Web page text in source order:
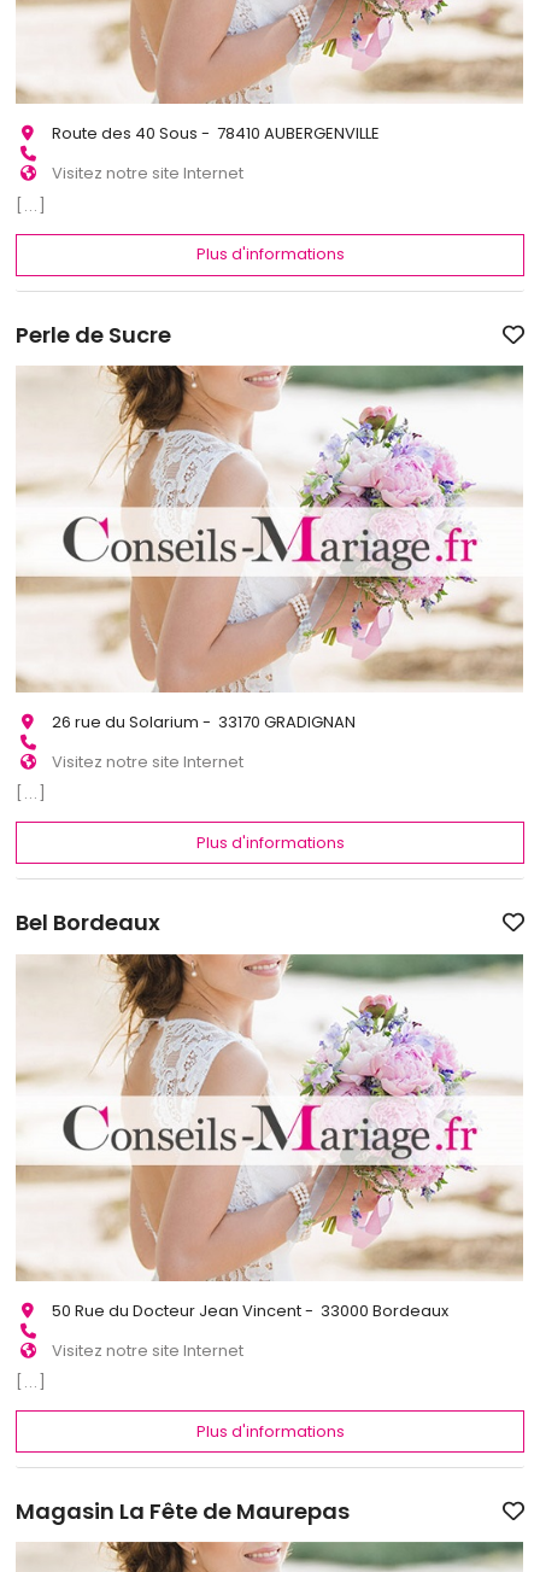
Route des 40 Sous - 78410 AUBERGENVILLE
Visitez notre site Internet
[...]
Plus d'informations
Perle de Sucre
26 rue du Solarium - 33170 GRADIGNAN
Visitez notre site Internet
[...]
Plus d'informations
Bel Bordeaux
50 Rue du Docteur Jean Vincent - 33000 Bordeaux
Visitez notre site Internet
[...]
Plus d'informations
Magasin La Fête de Maurepas